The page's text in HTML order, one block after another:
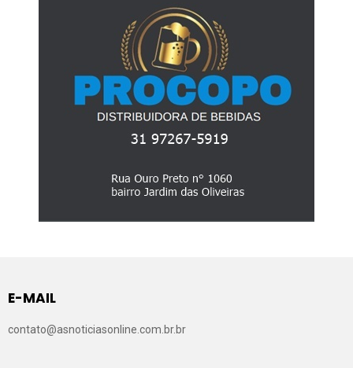
E-MAIL
contato@asnoticiasonline.com.br.br